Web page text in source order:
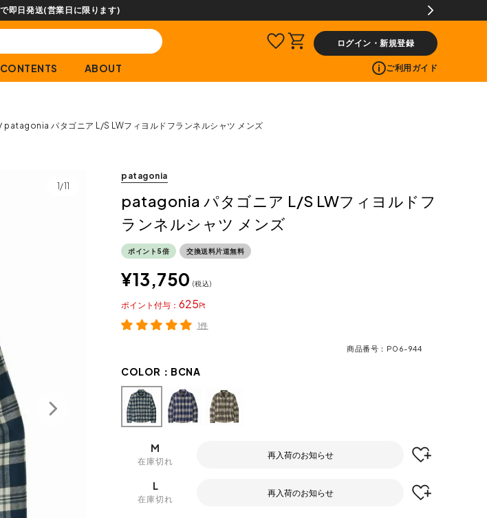
【会員限定】交換送料片道無料サービス
ログイン・新規登録
CONTENTS ABOUT ご利用ガイド
patagonia パタゴニア L/S LWフィヨルドフランネルシャツ メンズ
1/11
patagonia
patagonia パタゴニア L/S LWフィヨルドフ
ランネルシャツ メンズ
ポイント5倍 交換送料片道無料
¥13,750 税込
625
ポイント
1件
商品番号 P06-944
COLOR： BCNA
M
在庫切れ
再入荷のお知らせ
L
在庫切れ
再入荷のお知らせ